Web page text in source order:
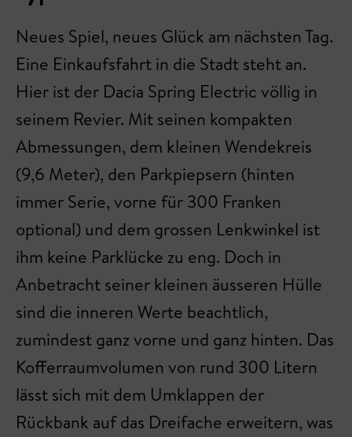
Neues Spiel, neues Glück am nächsten Tag.
Eine Einkaufsfahrt in die Stadt steht an.
Hier ist der Dacia Spring Electric völlig in
seinem Revier. Mit seinen kompakten
Abmessungen, dem kleinen Wendekreis
(9,6 Meter), den Parkpiepsern (hinten
immer Serie, vorne für 300 Franken
optional) und dem grossen Lenkwinkel ist
ihm keine Parklücke zu eng. Doch in
Anbetracht seiner kleinen äusseren Hülle
sind die inneren Werte beachtlich,
zumindest ganz vorne und ganz hinten. Das
Kofferraumvolumen von rund 300 Litern
lässt sich mit dem Umklappen der
Rückbank auf das Dreifache erweitern, was